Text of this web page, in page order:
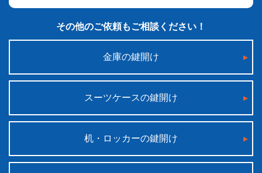
その他のご依頼もご相談ください！
金庫の鍵開け
スーツケースの鍵開け
机・ロッカーの鍵開け